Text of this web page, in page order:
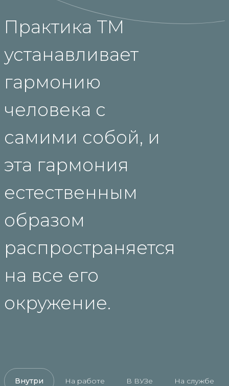
Практика ТМ
устанавливает
гармонию
человека с
самими собой, и
эта гармония
естественным
образом
распространяется
на все его
окружение.
Внутри На работе В ВУЗе На службе